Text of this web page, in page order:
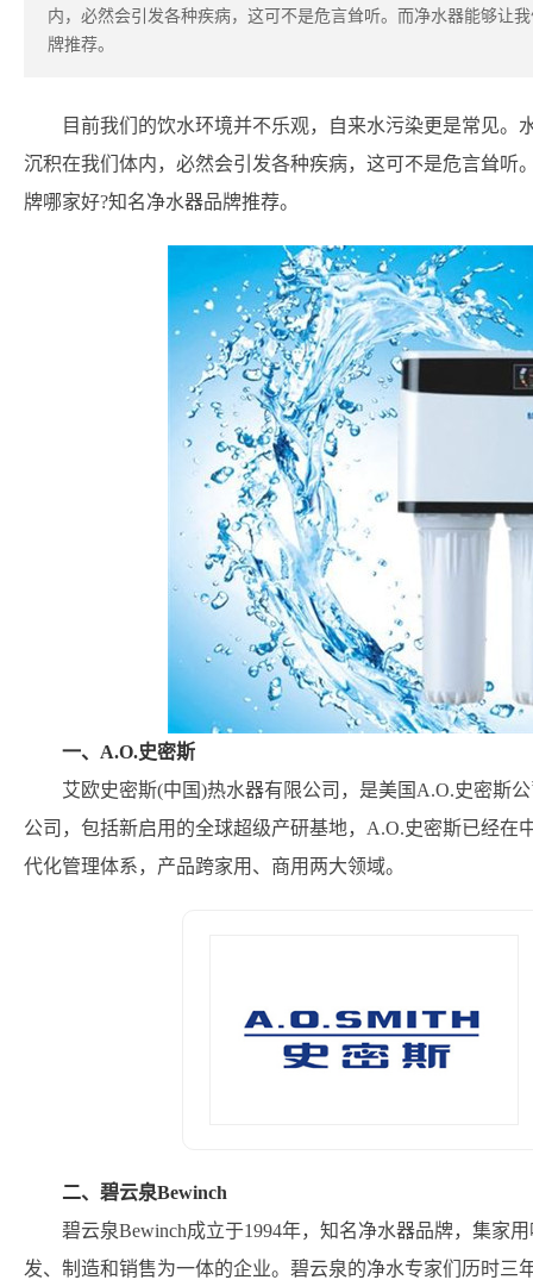
内，必然会引发各种疾病，这可不是危言耸听。而净水器能够让
牌推荐。
目前我们的饮水环境并不乐观，自来水污染更是常见
沉积在我们体内，必然会引发各种疾病，这可不是危言耸听
牌哪家好?知名净水器品牌推荐。
一、A.O.史密斯
艾欧史密斯(中国)热水器有限公司，是美国A.O.史密斯
公司，包括新启用的全球超级产研基地，A.O.史密斯已经
代化管理体系，产品跨家用、商用两大领域。
二、碧云泉Bewinch
碧云泉Bewinch成立于1994年，知名净水器品牌，集家
发、制造和销售为一体的企业。碧云泉的净水专家们历时三